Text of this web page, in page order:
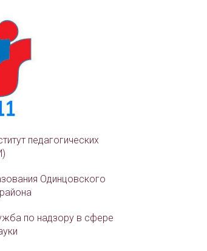
педагогических
Одинцовского
по надзору в сфере